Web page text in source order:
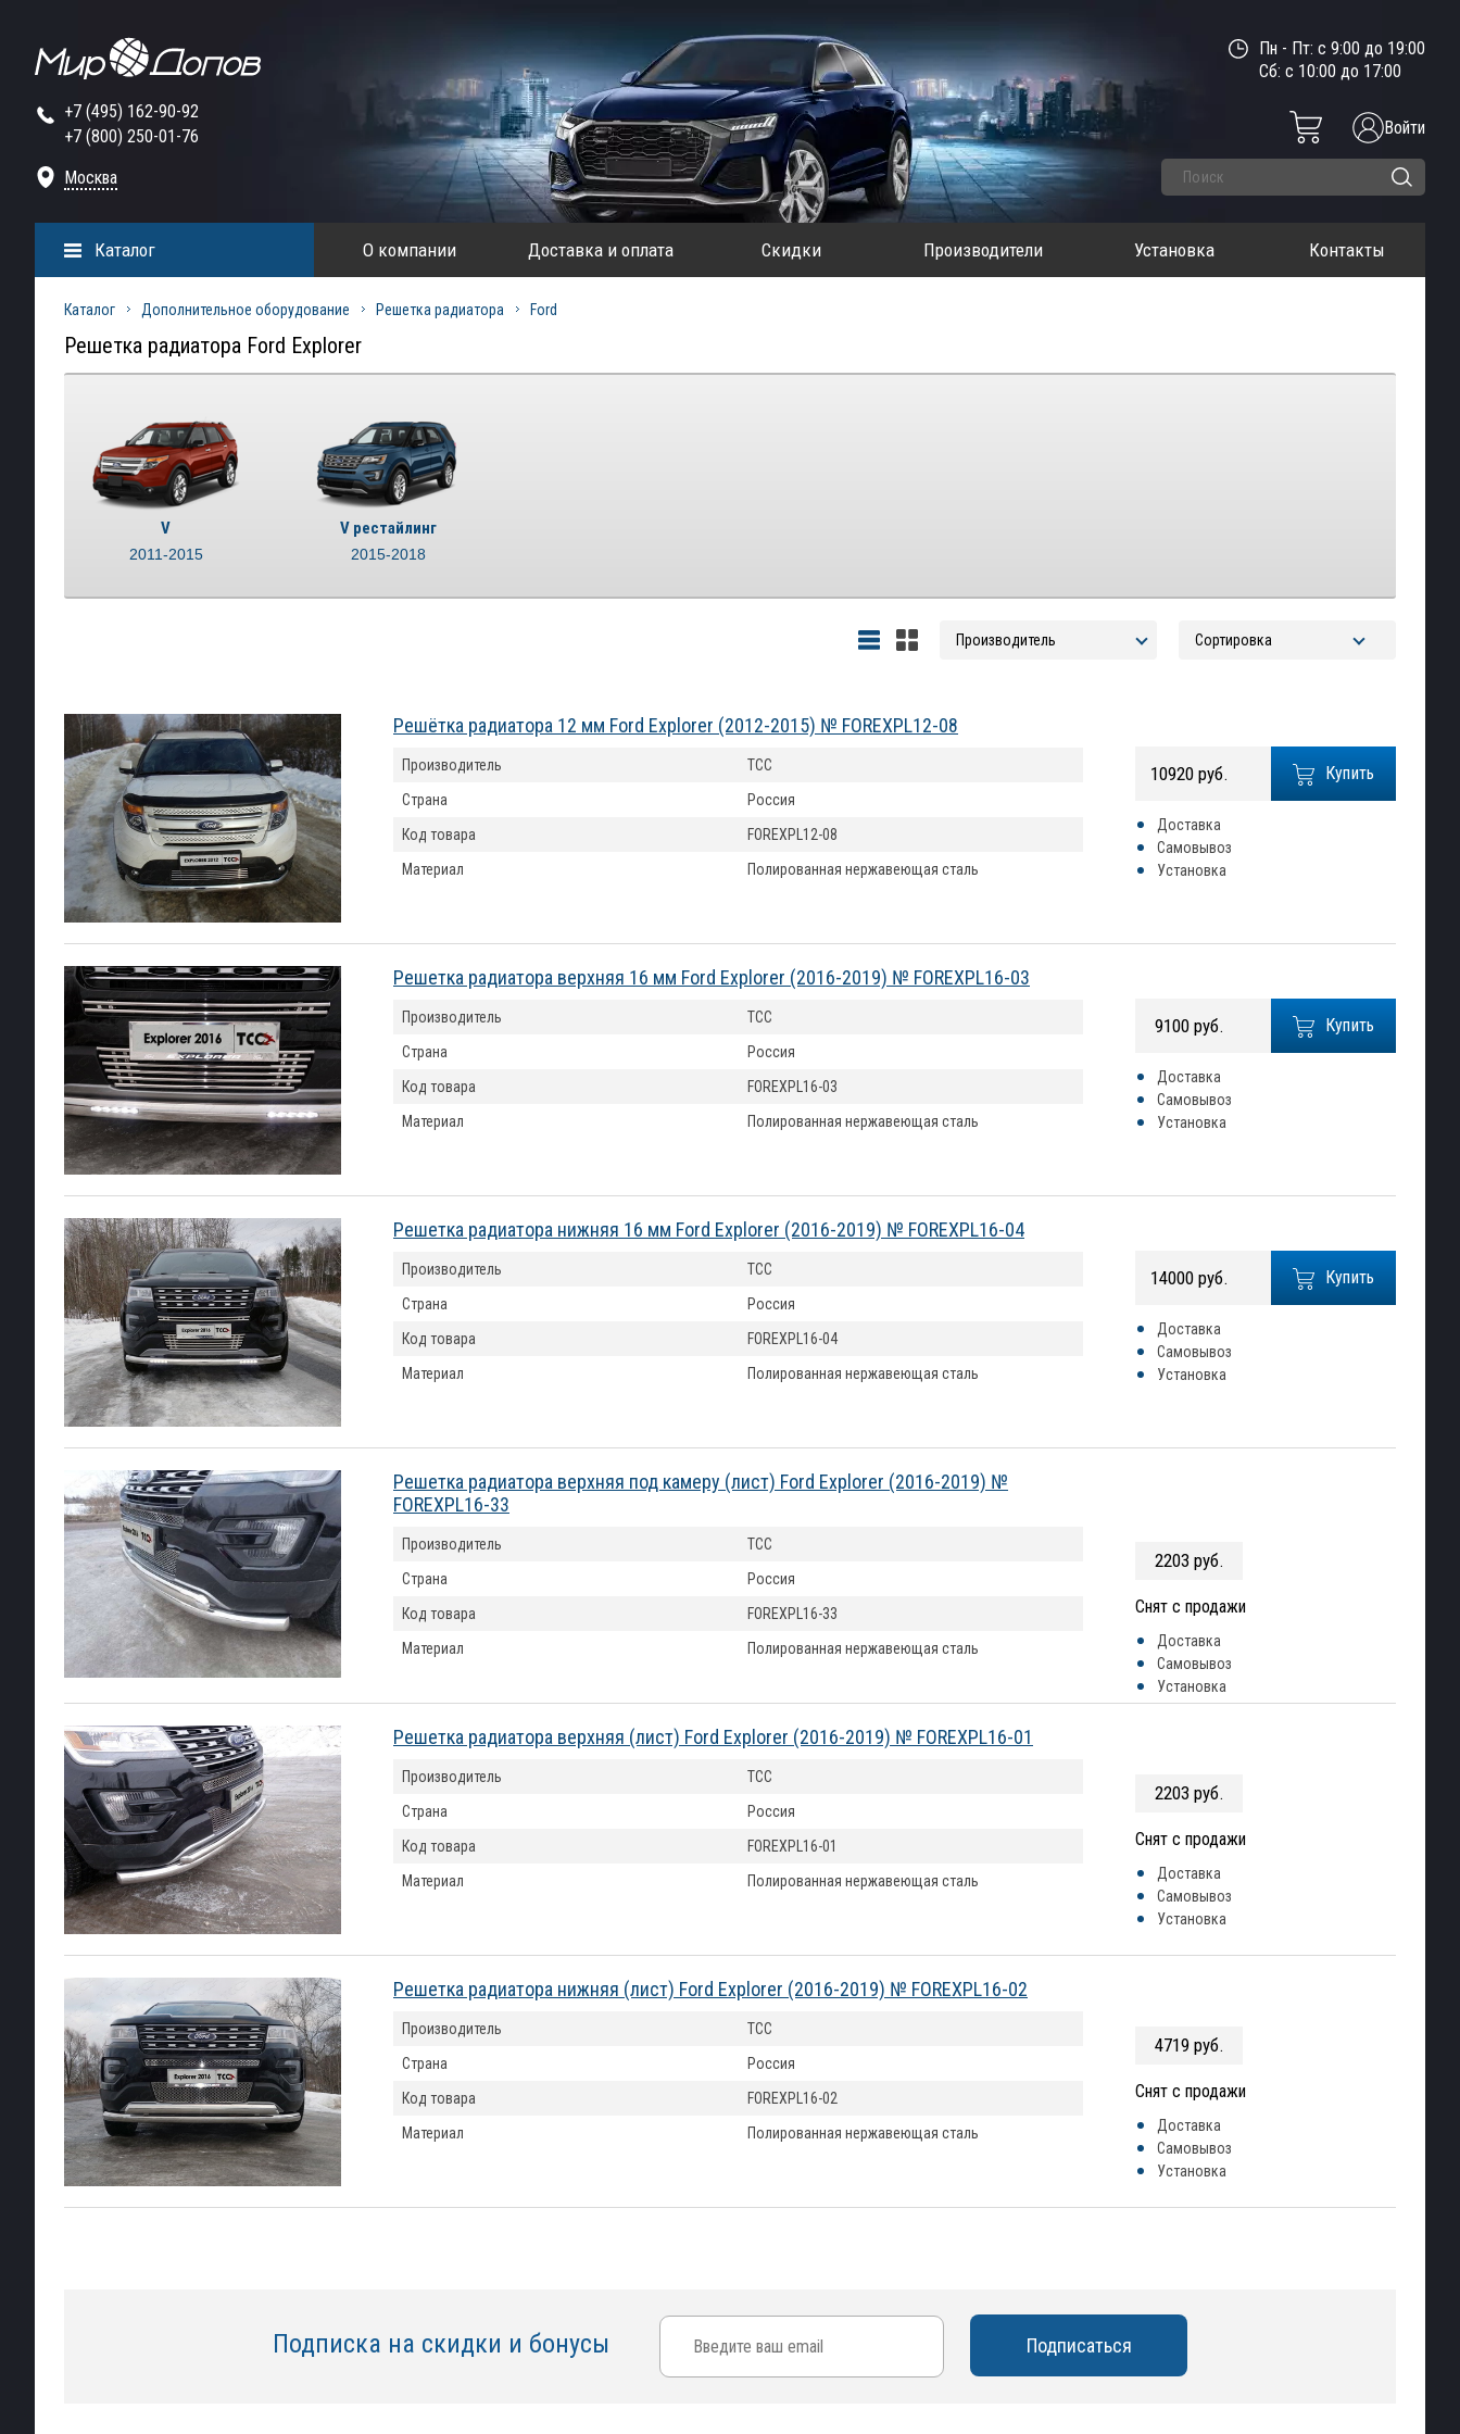
+7 (495) 162-90-92
+7 (800) 250-01-76
Москва
Пн - Пт: с 9:00 до 19:00
Сб: с 10:00 до 17:00
Войти
О компании Доставка и оплата Скидки Производители Установка Контакты
Каталог
Каталог Дополнительное оборудование Решетка радиатора Ford
Решетка радиатора Ford Explorer
V
2011-2015
V рестайлинг
2015-2018
Решётка радиатора 12 мм Ford Explorer (2012-2015) № FOREXPL12-08
Купить
10920 руб.
Доставка
Самовывоз
Установка
Производитель
ТСС
Страна
Россия
Код товара
FOREXPL12-08
Материал
Полированная нержавеющая сталь
Решетка радиатора верхняя 16 мм Ford Explorer (2016-2019) № FOREXPL16-03
Купить
9100 руб.
Доставка
Самовывоз
Установка
Производитель
ТСС
Страна
Россия
Код товара
FOREXPL16-03
Материал
Полированная нержавеющая сталь
Решетка радиатора нижняя 16 мм Ford Explorer (2016-2019) № FOREXPL16-04
Купить
14000 руб.
Доставка
Самовывоз
Установка
Производитель
ТСС
Страна
Россия
Код товара
FOREXPL16-04
Материал
Полированная нержавеющая сталь
Решетка радиатора верхняя под камеру (лист) Ford Explorer (2016-2019) №
FOREXPL16-33
2203 руб.
Снят с продажи
Доставка
Самовывоз
Установка
Производитель
ТСС
Страна
Россия
Код товара
FOREXPL16-33
Материал
Полированная нержавеющая сталь
Решетка радиатора верхняя (лист) Ford Explorer (2016-2019) № FOREXPL16-01
2203 руб.
Снят с продажи
Доставка
Самовывоз
Установка
Производитель
ТСС
Страна
Россия
Код товара
FOREXPL16-01
Материал
Полированная нержавеющая сталь
Решетка радиатора нижняя (лист) Ford Explorer (2016-2019) № FOREXPL16-02
4719 руб.
Снят с продажи
Доставка
Самовывоз
Установка
Производитель
ТСС
Страна
Россия
Код товара
FOREXPL16-02
Материал
Полированная нержавеющая сталь
Подписка на скидки и бонусы